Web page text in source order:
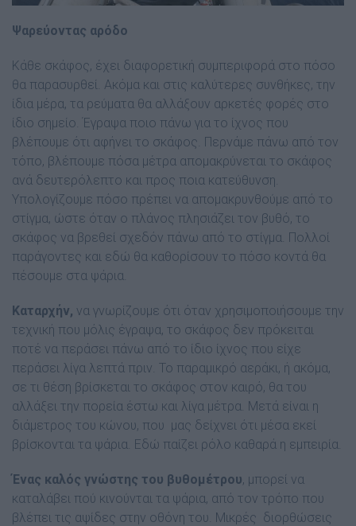
Ψαρεύοντας αρόδο
Κάθε σκάφος, έχει διαφορετική συμπεριφορά στο πόσο
θα παρασυρθεί. Ακόμα και στις καλύτερες συνθήκες, την
ίδια μέρα, τα ρεύματα θα αλλάξουν αρκετές φορές στο
ίδιο σημείο. Έγραψα ποιο πάνω για το ίχνος που
βλέπουμε ότι αφήνει το σκάφος. Περνάμε πάνω από τον
τόπο, βλέπουμε πόσα μέτρα απομακρύνεται το σκάφος
ανά δευτερόλεπτο και προς ποια κατεύθυνση.
Υπολογίζουμε πόσο πρέπει να απομακρυνθούμε από το
στίγμα, ώστε όταν ο πλάνος πλησιάζει τον βυθό, το
σκάφος να βρεθεί σχεδόν πάνω από το στίγμα. Πολλοί
παράγοντες και εδώ θα καθορίσουν το πόσο κοντά θα
πέσουμε στα ψάρια.
Καταρχήν, να γνωρίζουμε ότι όταν χρησιμοποιήσουμε την
τεχνική που μόλις έγραψα, το σκάφος δεν πρόκειται
ποτέ να περάσει πάνω από το ίδιο ίχνος που είχε
περάσει λίγα λεπτά πριν. Το παραμικρό αεράκι, ή ακόμα,
σε τι θέση βρίσκεται το σκάφος στον καιρό, θα του
αλλάξει την πορεία έστω και λίγα μέτρα. Μετά είναι η
διάμετρος του κώνου, που μας δείχνει ότι μέσα εκεί
βρίσκονται τα ψάρια. Εδώ παίζει ρόλο καθαρά η εμπειρία.
Ένας καλός γνώστης του βυθομέτρου, μπορεί να
καταλάβει πού κινούνται τα ψάρια, από τον τρόπο που
βλέπει τις αψίδες στην οθόνη του. Μικρές διορθώσεις